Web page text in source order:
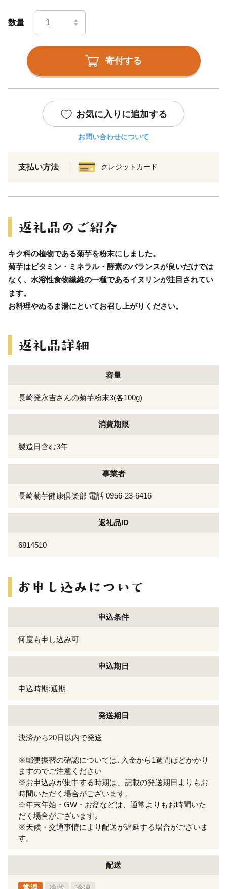
数量
寄付する
お気に入りに追加する
お問い合わせについて
支払い方法 クレジットカード
キク科の植物である菊芋を粉末にしました。
菊芋はビタミン・ミネラル・酵素のバランスが良いだけでは
なく、水溶性食物繊維の一種であるイヌリンが注目されてい
ます。
お料理やぬるま湯にといてお召し上がりください。
容量
長崎発永吉さんの菊芋粉末3(各100g)
消費期限
製造日含む3年
事業者
長崎菊芋健康倶楽部 電話 0956-23-6416
返礼品ID
6814510
申込条件
何度も申し込み可
申込期日
申込時期:通期
発送期日
決済から20日以内で発送
※郵便振替の確認については､入金から1週間ほどかかり
ますのでご注意ください
※お申込みが集中する時期は、記載の発送期日よりもお
時間いただく場合がございます。
※年末年始・GW・お盆などは、通常よりもお時間いた
だく場合がございます。
※天候・交通事情により配送が遅延する場合がございま
す。
配送